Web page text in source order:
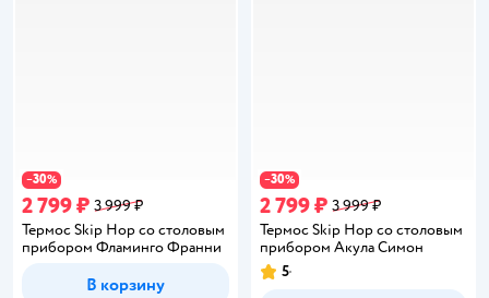
−30%
2 799 ₽ 3 999 ₽
Термос Skip Hop со столовым
прибором Фламинго Франни
В корзину
−30%
2 799 ₽ 3 999 ₽
Термос Skip Hop со столовым
прибором Акула Симон
Рейтинг:
5